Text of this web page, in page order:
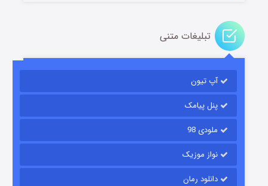
باب اسفنجی فصل ۱۷
قسمت۶ (زیرنویس) منتشر شد
تبلیغات متنی
آپ تیون
پنل پیامک
ملودی 98
نواز موزیک
دانلود رمان